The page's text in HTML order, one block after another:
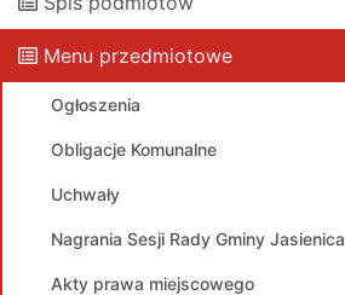
Menu przedmiotowe
Ogłoszenia
Obligacje Komunalne
Uchwały
Nagrania Sesji Rady Gminy Jasienica
Akty prawa miejscowego